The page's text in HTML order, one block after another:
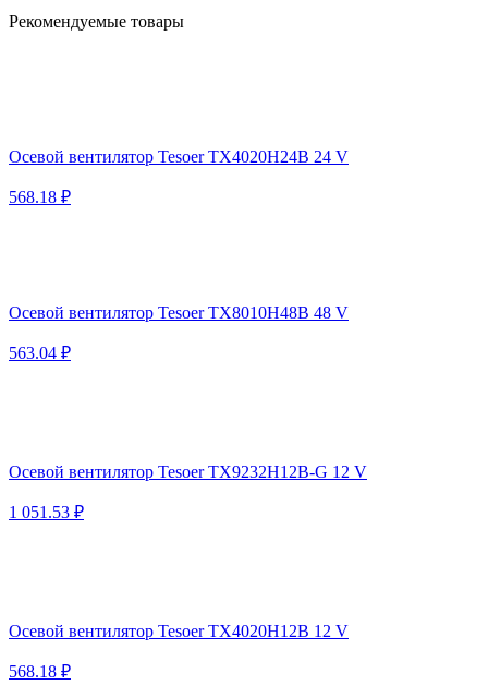
Рекомендуемые товары
Осевой вентилятор Tesoer TX4020H24B 24 V
568.18 ₽
Осевой вентилятор Tesoer TX8010H48B 48 V
563.04 ₽
Осевой вентилятор Tesoer TX9232H12B-G 12 V
1 051.53 ₽
Осевой вентилятор Tesoer TX4020H12B 12 V
568.18 ₽